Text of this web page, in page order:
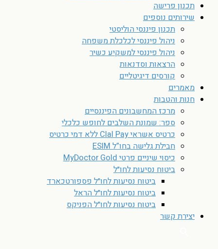
תכנון פרישה
שירותים נוספים
תכנון פיננסי הוליסטי
ניהול פיננסי לכלכלת משפחה
ניהול פיננסי למשקיע כשיר
הרצאות וסדנאות
קורסים דיגיטליים
מאמרים
חנות והטבות
מרכז המחשבונים הפיננסיים
ספר: שמונת השלבים לחופש כלכלי
כרטיס אשראי Clal Pay ללא דמי כרטיס
חבילת גלישה בחו”ל ESIM
כיסוי שיניים פרטי MyDoctor Gold
ביטוח נסיעות לחו״ל
ביטוח נסיעות לחו״ל פספורטכארד
ביטוח נסיעות לחו״ל הראל
ביטוח נסיעות לחו״ל הפניקס
יצירת קשר